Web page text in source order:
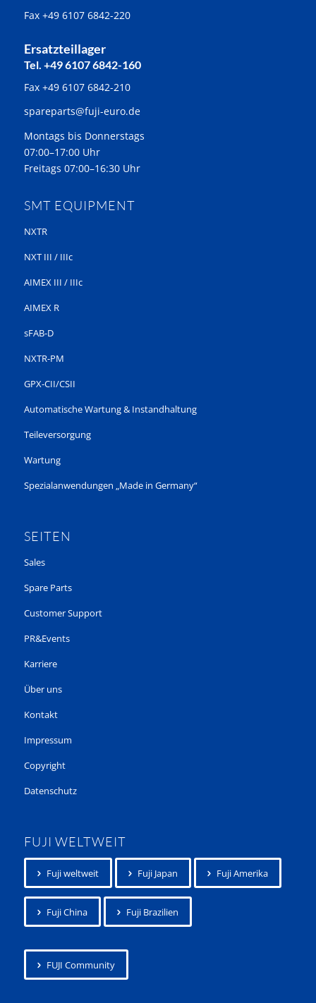
Fax +49 6107 6842-220
Ersatzteillager
Tel. +49 6107 6842-160
Fax +49 6107 6842-210
spareparts@fuji-euro.de
Montags bis Donnerstags
07:00–17:00 Uhr
Freitags 07:00–16:30 Uhr
SMT EQUIPMENT
NXTR
NXT III / IIIc
AIMEX III / IIIc
AIMEX R
sFAB-D
NXTR-PM
GPX-CII/CSII
Automatische Wartung & Instandhaltung
Teileversorgung
Wartung
Spezialanwendungen „Made in Germany“
SEITEN
Sales
Spare Parts
Customer Support
PR&Events
Karriere
Über uns
Kontakt
Impressum
Copyright
Datenschutz
FUJI WELTWEIT
Fuji weltweit Fuji Japan Fuji Amerika
Fuji China Fuji Brazilien
FUJI Community